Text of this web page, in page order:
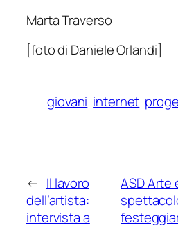
Marta Traverso
[foto di Daniele Orlandi]
giovani internet
← Il lavoro
dell’artista:
intervista a
ASD Arte